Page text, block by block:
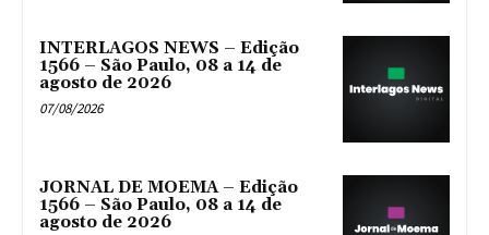
INTERLAGOS NEWS – Edição
1566 – São Paulo, 08 a 14 de
agosto de 2026
07/08/2026
JORNAL DE MOEMA – Edição
1566 – São Paulo, 08 a 14 de
agosto de 2026